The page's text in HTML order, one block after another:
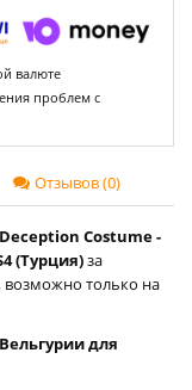
валюте
проблем с
Отзывов (0)
Costume -
(Турция)за
только на
для